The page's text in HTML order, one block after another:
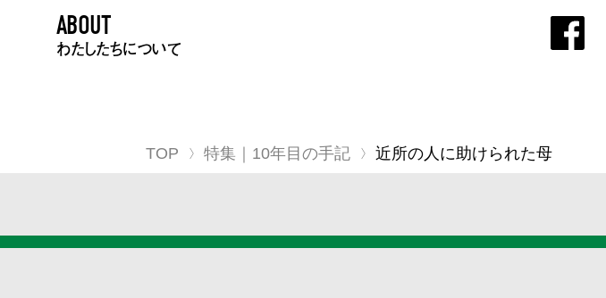
ABOUT
わたしたちについて
TOP 特集｜10年目の手記 近所の人に助けられた母